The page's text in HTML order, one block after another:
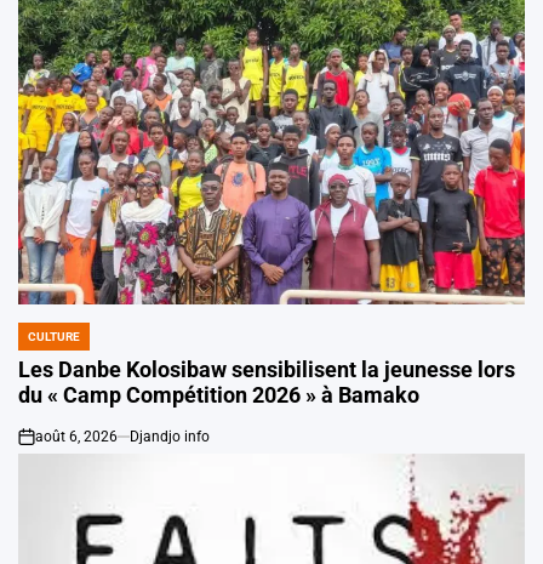
POSTED
IN
CULTURE
Les Danbe Kolosibaw sensibilisent la jeunesse lors
du « Camp Compétition 2026 » à Bamako
on
août 6, 2026 Djandjo info